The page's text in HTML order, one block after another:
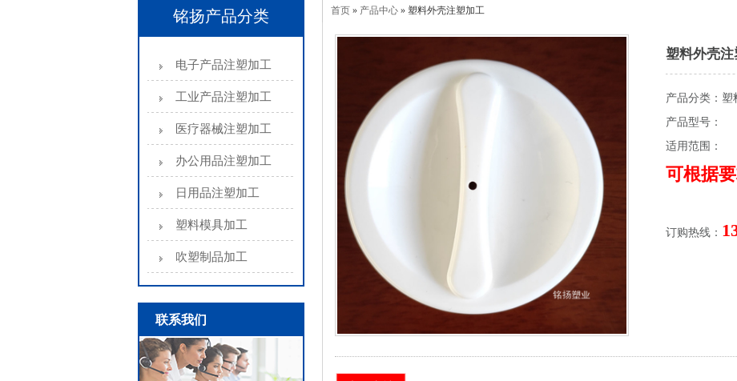
铭扬产品分类
电子产品注塑加工
工业产品注塑加工
医疗器械注塑加工
办公用品注塑加工
日用品注塑加工
塑料模具加工
吹塑制品加工
联系我们
首页 » 产品中心 » 塑料外壳注塑加工
塑料外壳
产品分类：塑
产品型号：
适用范围：
可根据
订购热线：